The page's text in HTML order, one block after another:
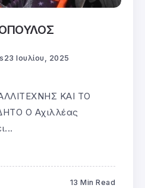
23 Ιουλίου, 2025
ΚΑΙ ΤΟ
Ο Αχιλλέας
13 Min Read